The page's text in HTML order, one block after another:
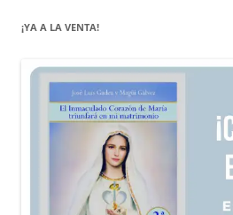
¡YA A LA VENTA!